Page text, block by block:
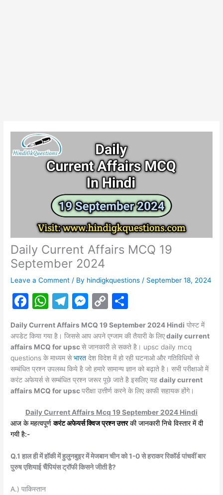
Daily Current Affairs MCQ 19
September 2024
Leave a Comment / By hindigkquestions / September 18, 2024
F
c
e
b
o
o
k
W
at
s
A
p
p
T
e
gr
a
m
M
s
s
e
n
g
er
C
p
y
Li
n
k
ar
e
Daily Current Affairs MCQ 19 September 2024 Hindi पोस्ट में
अपडेट किया गया है। जिससे आप अपने एग्जाम की तैयारी के लिएdaily current
affairs MCQ for upscसे जानकारी ले सकते है। upsc daily mcq
questions के माध्यम सेभारत देश विदेश में हो रही घटनाओ और गतिविधियों से
सम्बंधित प्रश्न उपलब्ध किये है जो हमारे सामान्य ज्ञान को बढ़ाते है। सभी परीक्षाओ में
करंटअफेयर्ससे सम्बंधित प्रश्न जरूर पूछे जाते है इसलिए यहdaily current
affairs MCQ for upscपरीक्षा उत्तीर्ण करने के लिए काफी सहायक होंगे।
Daily Current Affairs Mcq 19 September 2024 Hindi
आज के महत्वपूर्णकरंट अफेयर्स क्विज प्रश्न उत्तरकी जानकारी निचे विस्तार में दी
गयी है:-
Q.1 हाल ही में हॉकी में हुलुनबुइर में मेजबान चीन को 1-0 से हराकर रिकॉर्ड पांचवीं बार
पुरुष एशियाई चैंपियंस ट्रॉफी किसने जीती है?
A.) पाकिस्तान